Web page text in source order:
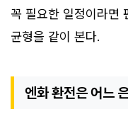
꼭 필요한 일정이라면
균형을 같이 본다.
엔화 환전은 어느